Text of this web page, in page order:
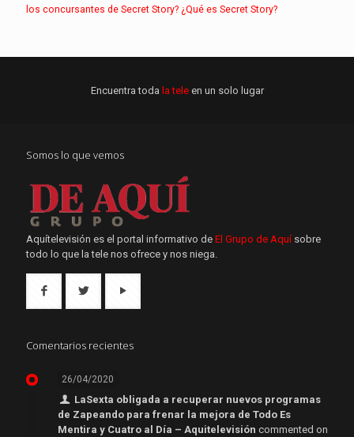
los concursantes de Secret Story? ¿Qué es Secret Story?
Encuentra toda la tele en un solo lugar
Somos lo que vemos
Aquítelevisión es el portal informativo de El Grupo de Aquí sobre
todo lo que la tele nos ofrece y nos niega.
Comentarios recientes
26/04/2020
LaSexta obligada a recuperar nuevos programas
de Zapeando para frenar la mejora de Todo Es
Mentira y Cuatro al Día – Aquitelevisión commented on